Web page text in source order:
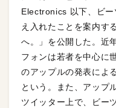
Electronics 以下、ビー
え入れたことを案内す
へ。」を公開した。近
フォンは若者を中心に
のアップルの発表によ
という。また、アップ
ツイッター上で、ビー